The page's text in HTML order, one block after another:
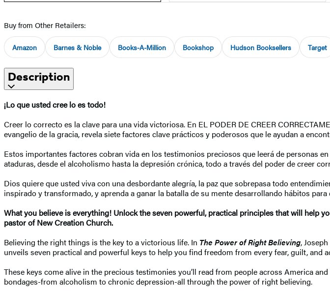
Buy from Other Retailers:
Amazon Barnes & Noble Books-A-Million Bookshop Hudson Booksellers Target
Description
¡Lo que usted cree lo es todo!
Creer lo correcto es la clave para una vida victoriosa. En EL PODER DE CREER
evangelio de la gracia, revela siete factores clave prácticos y poderosos que le ayudan a
Estos importantes factores cobran vida en los testimonios preciosos que leerá de personas
ataduras, desde el alcoholismo hasta la depresión crónica, todo a través del poder de creer
Dios quiere que usted viva con una desbordante alegría, la paz que sobrepasa todo
inspirado y transformado, y aprenda a ganar la batalla de su mente desarrollando hábitos
What you believe is everything! Unlock the seven powerful, practical principles that will
pastor of New Creation Church.
Believing the right things is the key to a victorious life. In The Power of Right Believing,
unveils seven practical and powerful keys to help you find freedom from every fear, guilt, and
These keys come alive in the precious testimonies you’ll read from people across America
bondages-from alcoholism to chronic depression-all through the power of right believing.